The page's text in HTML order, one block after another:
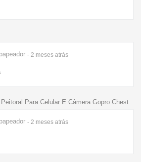
- 2 meses atrás
Para Celular E Câmera Gopro Chest
- 2 meses atrás